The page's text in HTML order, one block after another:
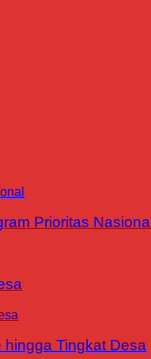
Prioritas Nasional
Tingkat Desa